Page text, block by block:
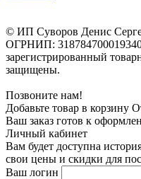
© ИП Суворов Денис
ОГРНИП:
зарегистрированный
защищены.
Позвоните нам!
Добавьте товар в корзину
Ваш заказ готов к
Личный кабинет
Вам будет доступна
свои цены и скидки для
Ваш логин